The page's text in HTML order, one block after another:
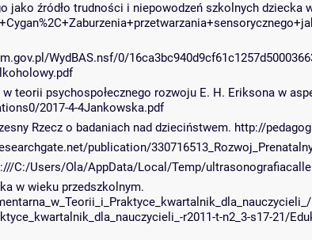
jako źródło trudności i niepowodzeń szkolnych dziecka
WydBAS.nsf/0/
teorii psychospołecznego rozwoju E. H. Eriksona w
2017-4-4Jankowska.pdf
Rzecz o badaniach nad dzieciństwem. http://
publication/
C:/Users/Ola/AppData/Local/Temp/
w wieku przedszkolnym.
r2011-t-n2_3-s17-21/